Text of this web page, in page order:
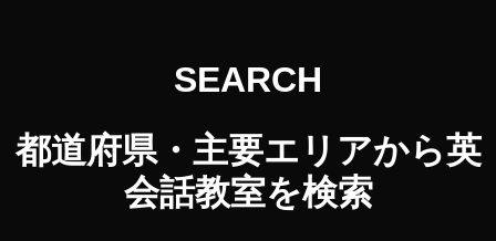
SEARCH
都道府県・主要エリアから英
会話教室を検索